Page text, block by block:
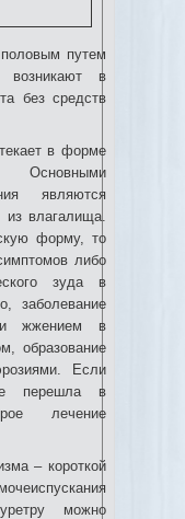
путем
возникают в
без средств
в форме
Основными
являются
из влагалища.
форму, то
либо
зуда в
заболевание
и жжением в
образование
Если
перешла в
лечение
– короткой
можно